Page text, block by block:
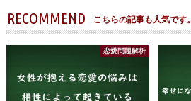
RECOMMEND こちらの記事も人気です。
恋愛問題解析